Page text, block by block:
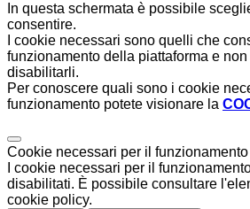
In questa schermata è possibile
consentire.
I cookie necessari sono quelli che
funzionamento della piattaforma e
disabilitarli.
Per conoscere quali sono i cookie
funzionamento potete visionare la
Cookie necessari per il funzionamento
I cookie necessari per il
disabilitati. È possibile consultare
cookie policy.